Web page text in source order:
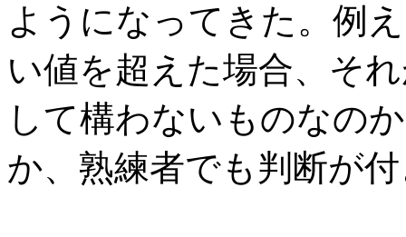
ようになってきた。例
い値を超えた場合、そ
して構わないものなの
か、熟練者でも判断が